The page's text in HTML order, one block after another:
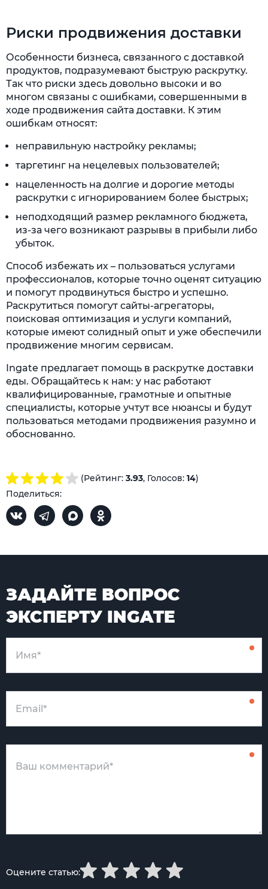
Риски продвижения доставки
Особенности бизнеса, связанного с доставкой
продуктов, подразумевают быструю раскрутку.
Так что риски здесь довольно высоки и во
многом связаны с ошибками, совершенными в
ходе продвижения сайта доставки. К этим
ошибкам относят:
неправильную настройку рекламы;
таргетинг на нецелевых пользователей;
нацеленность на долгие и дорогие методы
раскрутки с игнорированием более быстрых;
неподходящий размер рекламного бюджета,
из-за чего возникают разрывы в прибыли либо
убыток.
Способ избежать их – пользоваться услугами
профессионалов, которые точно оценят ситуацию
и помогут продвинуться быстро и успешно.
Раскрутиться помогут сайты-агрегаторы,
поисковая оптимизация и услуги компаний,
которые имеют солидный опыт и уже обеспечили
продвижение многим сервисам.
Ingate предлагает помощь в раскрутке доставки
еды. Обращайтесь к нам: у нас работают
квалифицированные, грамотные и опытные
специалисты, которые учтут все нюансы и будут
пользоваться методами продвижения разумно и
обоснованно.
(Рейтинг: 3.93, Голосов: 14)
Поделиться:
ЗАДАЙТЕ ВОПРОС
ЭКСПЕРТУ INGATE
Оцените статью: